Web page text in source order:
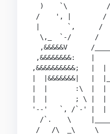
)    `\
/    ', |        /
|       `,      /
\,_  `-/      /
,&&&&&V      /
,&&&&&&&&:
|  |&&&&&&&|
|  |       :\  |
|  |       ; \ |
'--'   `, /`-' |  |
/`.    \
/   /\  _\     \